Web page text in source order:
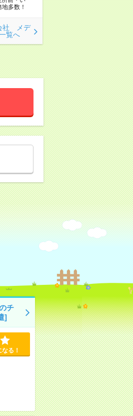
多数！
社 メデ
覧へ
チ
]
る！